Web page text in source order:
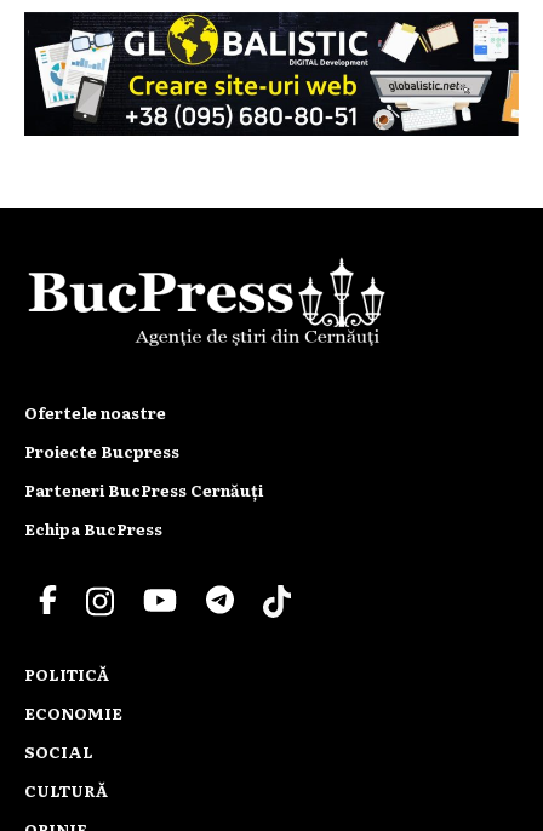
Ofertele noastre
Proiecte Bucpress
Parteneri BucPress Cernăuți
Echipa BucPress
POLITICĂ
ECONOMIE
SOCIAL
CULTURĂ